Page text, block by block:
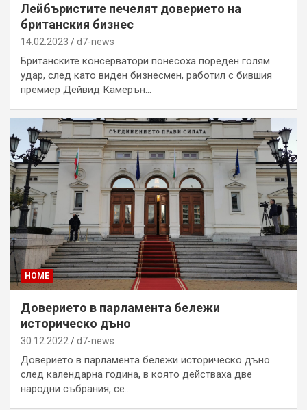
Лейбъристите печелят доверието на
британския бизнес
14.02.2023 d7-news
Британските консерватори понесоха пореден голям
удар, след като виден бизнесмен, работил с бившия
премиер Дейвид Камерън…
HOME
Доверието в парламента бележи
историческо дъно
30.12.2022 d7-news
Доверието в парламента бележи историческо дъно
след календарна година, в която действаха две
народни събрания, се…